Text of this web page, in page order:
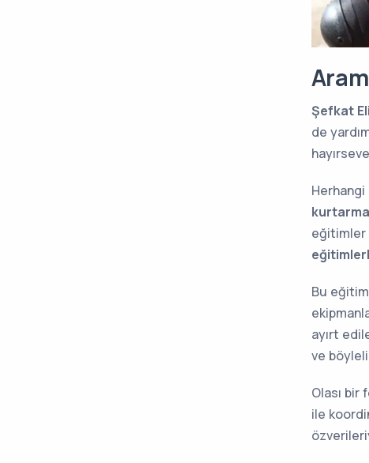
Şefkat
de
Herhangi
kurtarma
eğitimler
Bu
ayırt
ve
Olası bir
ile